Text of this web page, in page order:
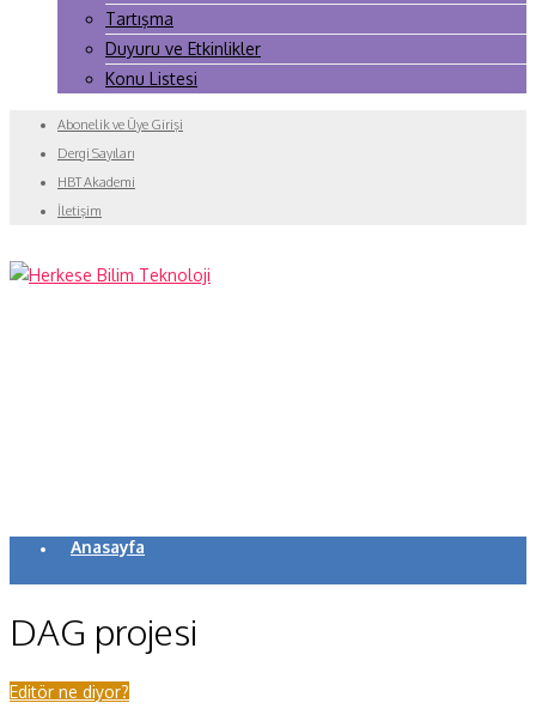
Tartışma
Duyuru ve Etkinlikler
Konu Listesi
Abonelik ve Üye Girişi
Dergi Sayıları
HBT Akademi
İletişim
Anasayfa
Yazarlar
Makaleler
DAG projesi
Editör ne diyor?